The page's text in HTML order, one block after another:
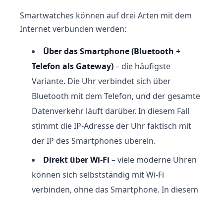
Smartwatches können auf drei Arten mit dem
Internet verbunden werden:
Über das Smartphone (Bluetooth +
Telefon als Gateway)– die häufigste
Variante. Die Uhr verbindet sich über
Bluetooth mit dem Telefon, und der gesamte
Datenverkehr läuft darüber. In diesem Fall
stimmt die IP-Adresse der Uhr faktisch mit
der IP des Smartphones überein.
Direkt über Wi-Fi – viele moderne Uhren
können sich selbstständig mit Wi-Fi
verbinden, ohne das Smartphone. In diesem